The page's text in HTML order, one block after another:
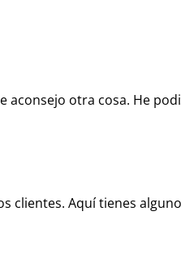
otra cosa. He
clientes. Aquí tienes